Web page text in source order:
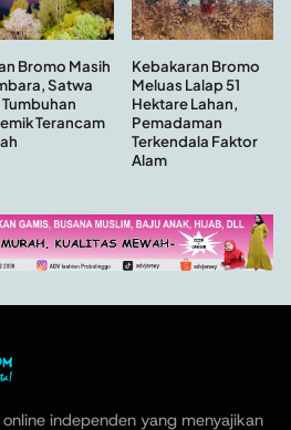
Bromo Masih
Satwa
Terancam
Kebakaran Bromo
Meluas Lalap 51
Hektare Lahan,
Pemadaman
Terkendala Faktor
Alam
independen yang menyajikan